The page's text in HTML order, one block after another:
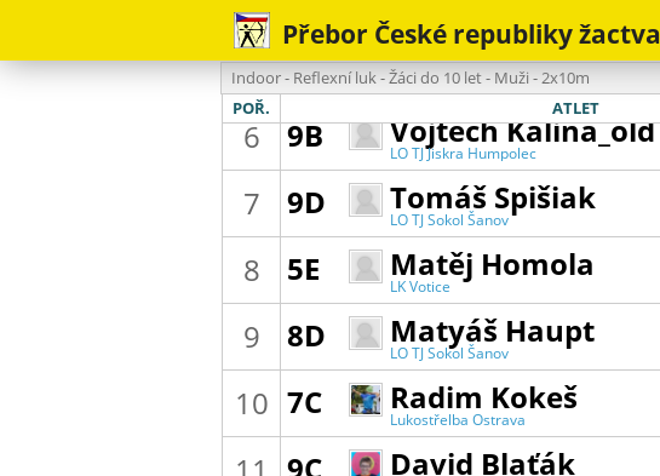
Přebor České republiky
Indoor - Reflexní luk - Žáci do 10 let - Muži - 2x10m
POŘ.
ATLET
5
8B Jakub Zeman
SK Bystřice
6
9B Vojtěch Kalina_old
LO TJ Jiskra Humpolec
7
9D Tomáš Spišiak
LO TJ Sokol Šanov
8
5E Matěj Homola
LK Votice
9
8D Matyáš Haupt
LO TJ Sokol Šanov
10 7C Radim Kokeš
Lukostřelba Ostrava
Mariánské Hory
11 9C David Blaťák
SK Přerov 1908